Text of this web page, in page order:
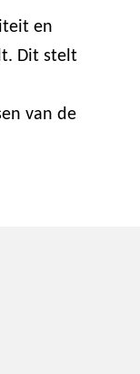
en
Dit stelt
van de